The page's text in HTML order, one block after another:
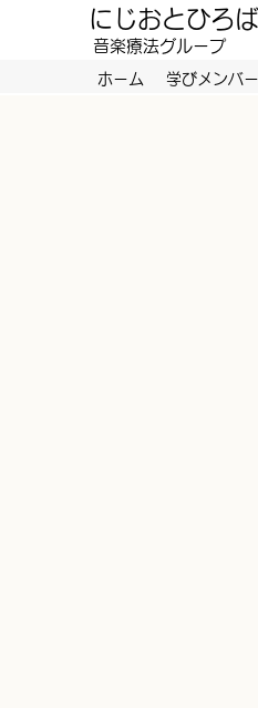
にじおとひろば
​音楽療法グループ
ホーム 学びメンバ